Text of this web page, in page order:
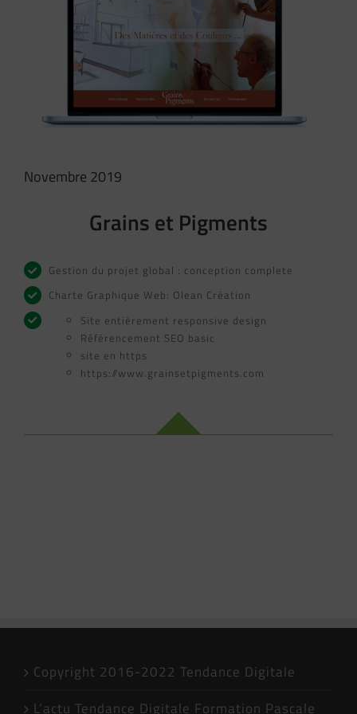
Novembre 2019
Grains et Pigments
Gestion du projet global : conception complete
Charte Graphique Web: Olean Création
Site entièrement responsive design
Référencement SEO basic
site en https
https://www.grainsetpigments.com
Copyright 2016-2022 Tendance Digitale
L’actu Tendance Digitale Formation Pascale